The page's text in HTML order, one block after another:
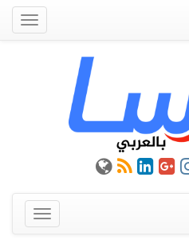
عرض
القائمة